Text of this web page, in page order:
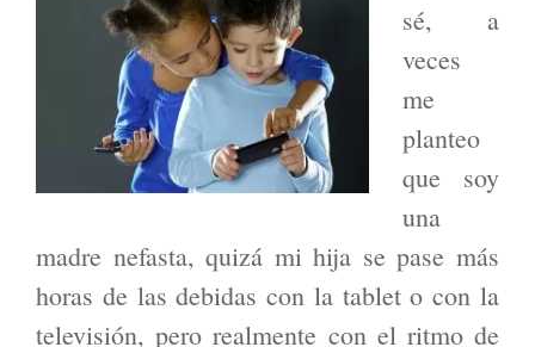
sé, a
veces
me
planteo
que soy
una
madre nefasta, quizá mi hija se pase más
horas de las debidas con la tablet o con la
televisión, pero realmente con el ritmo de